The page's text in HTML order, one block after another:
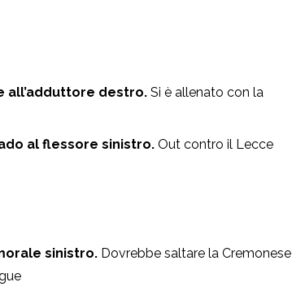
all’adduttore destro. Si è allenato con la
al flessore sinistro. Out contro il Lecce
sinistro. Dovrebbe saltare la Cremonese